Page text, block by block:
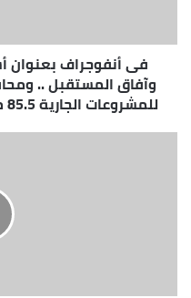
وآفاق المستقبل ..
للمشروعات الجارية 85.5 مليار جنيه تشمل 901 مشروع